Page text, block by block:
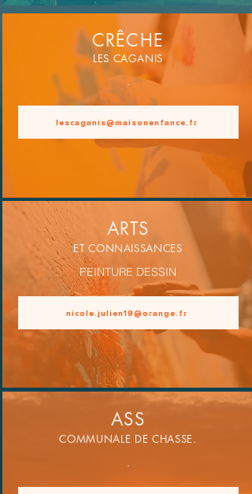
CRÊCHE
LES CAGANIS
.
lescaganis@maisonenfance.fr
ARTS
ET CONNAISSANCES
PEINTURE DESSIN
nicole.julien19@orange.fr
ASS
COMMUNALE DE CHASSE.
.